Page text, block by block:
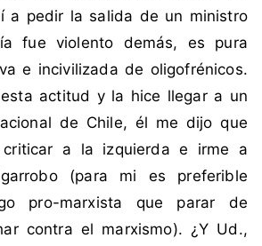
a pedir la salida de un ministro
fue violento demás, es pura
e incivilizada de oligofrénicos.
actitud y la hice llegar a un
de Chile, él me dijo que
a la izquierda e irme a
(para mi es preferible
pro-marxista que parar de
contra el marxismo). ¿Y Ud.,